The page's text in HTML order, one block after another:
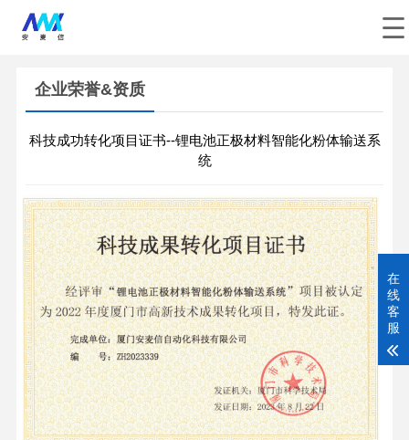
企业荣誉&资质
科技成功转化项目证书--锂电池正极材料智能化粉体输送系
统
在
线
客
服